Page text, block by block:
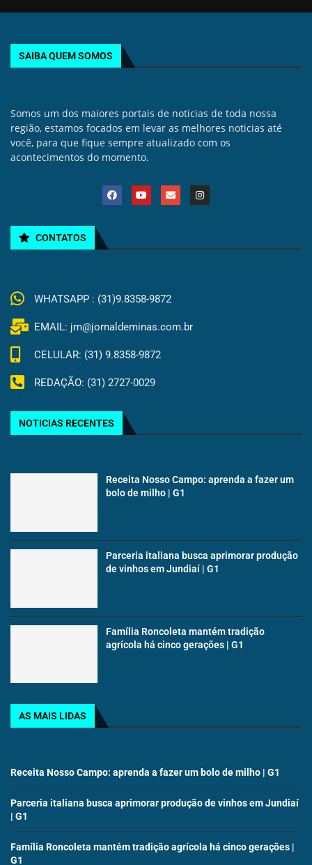
SAIBA QUEM SOMOS
Somos um dos maiores portais de noticias de toda nossa
região, estamos focados em levar as melhores noticias até
você, para que fique sempre atualizado com os
acontecimentos do momento.
CONTATOS
WHATSAPP : (31)9.8358-9872
EMAIL: jm@jornaldeminas.com.br
CELULAR: (31) 9.8358-9872
REDAÇÃO: (31) 2727-0029
NOTICIAS RECENTES
Receita Nosso Campo: aprenda a fazer um
bolo de milho | G1
Parceria italiana busca aprimorar produção
de vinhos em Jundiaí | G1
Família Roncoleta mantém tradição
agrícola há cinco gerações | G1
AS MAIS LIDAS
Receita Nosso Campo: aprenda a fazer um bolo de milho | G1
Parceria italiana busca aprimorar produção de vinhos em Jundiaí
| G1
Família Roncoleta mantém tradição agrícola há cinco gerações |
G1